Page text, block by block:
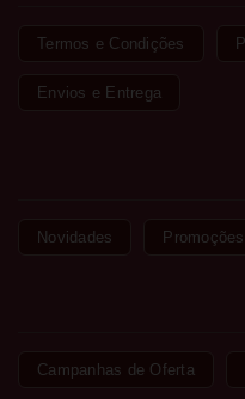
Termos e Condições
Envios e Entrega
Novidades Promoções
Campanhas de Oferta